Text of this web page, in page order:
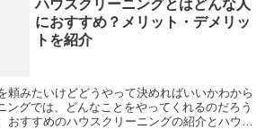
ハウスクリーニングとはどんな人
におすすめ？メリット・デメリッ
トを紹介
頼みたいけどどうやって決めればいいかわから
ングでは、どんなことをやってくれるのだろう
おすすめのハウスクリーニングの紹介とハウス